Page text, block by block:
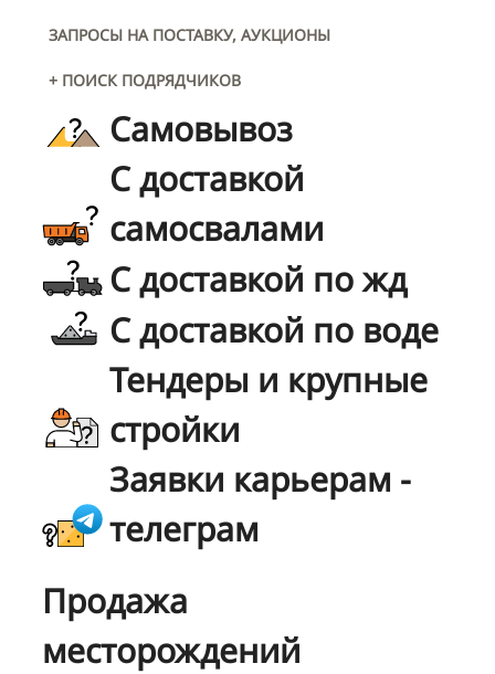
ЗАПРОСЫ НА ПОСТАВКУ, АУКЦИОНЫ
+ ПОИСК ПОДРЯДЧИКОВ
Самовывоз
С доставкой
самосвалами
С доставкой по жд
С доставкой по воде
Тендеры и крупные
стройки
Заявки карьерам -
телеграм
Продажа
месторождений